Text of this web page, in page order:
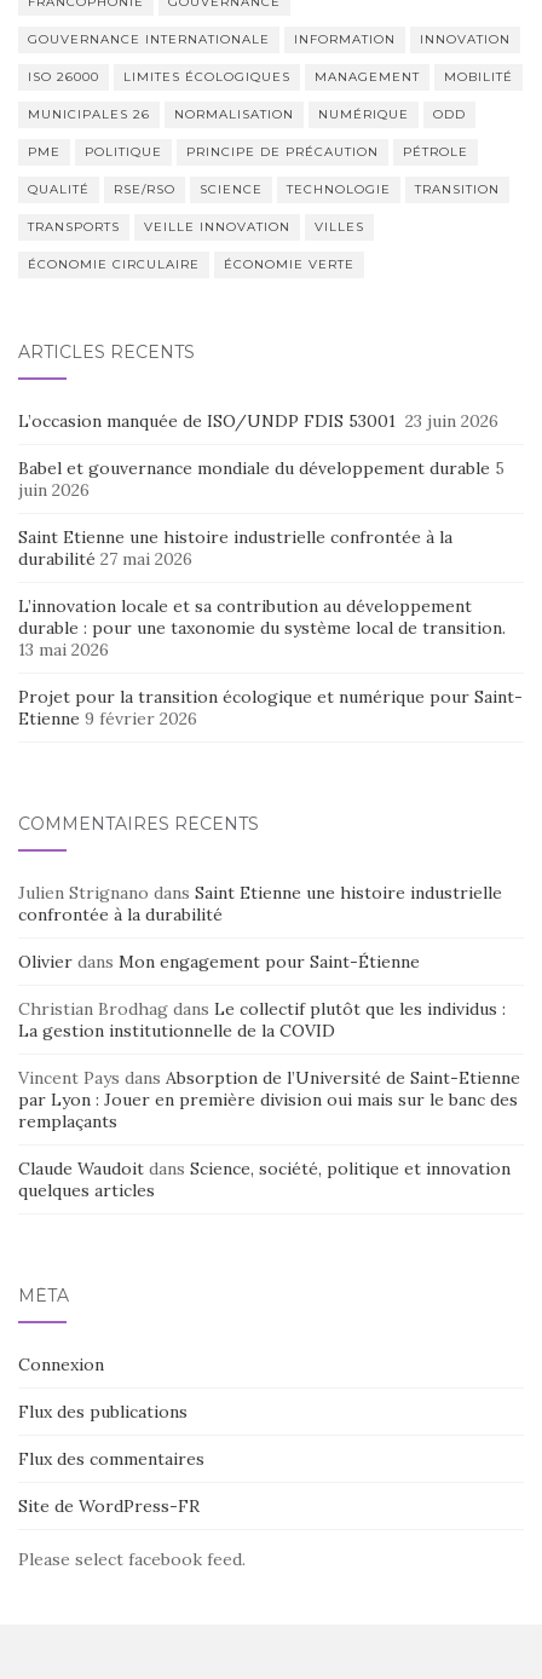
GOUVERNANCE INTERNATIONALE INFORMATION INNOVATION
ISO 26000 LIMITES ÉCOLOGIQUES MANAGEMENT MOBILITÉ
MUNICIPALES 26 NORMALISATION NUMÉRIQUE ODD
PME POLITIQUE PRINCIPE DE PRÉCAUTION PÉTROLE
QUALITÉ RSE/RSO SCIENCE TECHNOLOGIE TRANSITION
TRANSPORTS VEILLE INNOVATION VILLES
ÉCONOMIE CIRCULAIRE ÉCONOMIE VERTE
ARTICLES RÉCENTS
L’occasion manquée de ISO/UNDP FDIS 53001 23 juin 2026
Babel et gouvernance mondiale du développement durable 5
juin 2026
Saint Etienne une histoire industrielle confrontée à la
durabilité 27 mai 2026
L’innovation locale et sa contribution au développement
durable : pour une taxonomie du système local de transition.
13 mai 2026
Projet pour la transition écologique et numérique pour Saint-
Etienne 9 février 2026
COMMENTAIRES RÉCENTS
Julien Strignano dans Saint Etienne une histoire industrielle
confrontée à la durabilité
Olivier dans Mon engagement pour Saint-Étienne
Christian Brodhag dans Le collectif plutôt que les individus :
La gestion institutionnelle de la COVID
Vincent Pays dans Absorption de l’Université de Saint-Etienne
par Lyon : Jouer en première division oui mais sur le banc des
remplaçants
Claude Waudoit dans Science, société, politique et innovation
quelques articles
MÉTA
Connexion
Flux des publications
Flux des commentaires
Site de WordPress-FR
Please select facebook feed.